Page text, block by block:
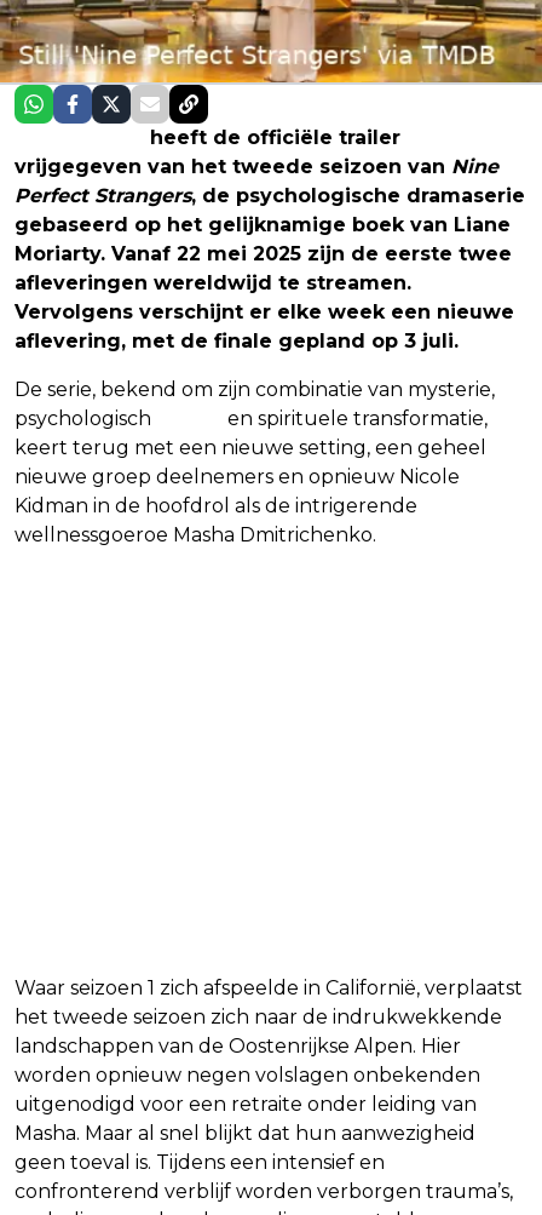
heeft de officiële trailer
vrijgegeven van het tweede seizoen van Nine
Perfect Strangers, de psychologische dramaserie
gebaseerd op het gelijknamige boek van Liane
Moriarty. Vanaf 22 mei 2025 zijn de eerste twee
afleveringen wereldwijd te streamen.
Vervolgens verschijnt er elke week een nieuwe
aflevering, met de finale gepland op 3 juli.
De serie, bekend om zijn combinatie van mysterie,
psychologisch
en spirituele transformatie,
keert terug met een nieuwe setting, een geheel
nieuwe groep deelnemers en opnieuw Nicole
Kidman in de hoofdrol als de intrigerende
wellnessgoeroe Masha Dmitrichenko.
Waar seizoen 1 zich afspeelde in Californië, verplaatst
het tweede seizoen zich naar de indrukwekkende
landschappen van de Oostenrijkse Alpen. Hier
worden opnieuw negen volslagen onbekenden
uitgenodigd voor een retraite onder leiding van
Masha. Maar al snel blijkt dat hun aanwezigheid
geen toeval is. Tijdens een intensief en
confronterend verblijf worden verborgen trauma’s,